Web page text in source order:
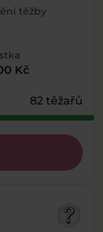
těžby
Kč
82 těžařů